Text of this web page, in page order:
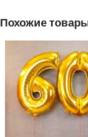
Похожие